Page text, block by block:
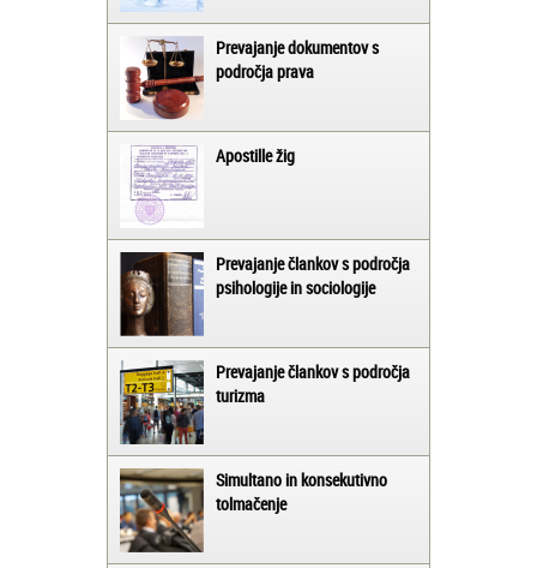
Prevajanje dokumentov s
področja prava
Apostille žig
Prevajanje člankov s področja
psihologije in sociologije
Prevajanje člankov s področja
turizma
Simultano in konsekutivno
tolmačenje